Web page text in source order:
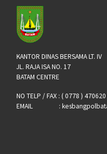
KANTOR DINAS BERSAMA LT. IV
JL. RAJA ISA NO. 17
BATAM CENTRE
NO TELP / FAX : ( 0778 ) 470620
EMAIL :